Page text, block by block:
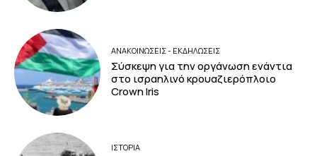
ΑΝΑΚΟΙΝΩΣΕΙΣ - ΕΚΔΗΛΩΣΕΙΣ
Σύσκεψη για την οργάνωση ενάντια
στο ισραηλινό κρουαζιερόπλοιο
Crown Iris
ΙΣΤΟΡΙΑ